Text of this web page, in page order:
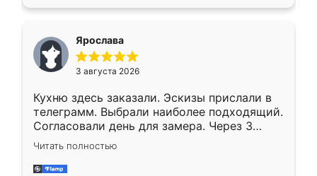
Ярослава
3 августа 2026
Кухню здесь заказали. Эскизы прислали в
телеграмм. Выбрали наиболее подходящий.
Согласовали день для замера. Через 3
недели кухня была уже готова. Остались
довольны работой. Спасибо Ренессанс
мебель за качественную работу!
Читать полностью